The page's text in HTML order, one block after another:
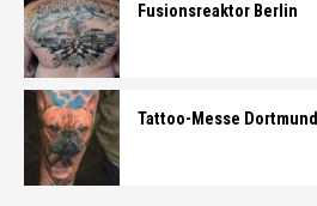
Fusionsreaktor Berlin
Tattoo-Messe Dortmund